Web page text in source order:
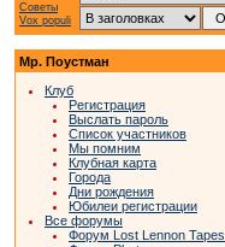
Советы
Vox populi
Мр. Поустман
Клуб
Регистрация
Выслать пароль
Список участников
Мы помним
Клубная карта
Города
Дни рождения
Юбилеи регистрации
Все форумы
Форум Lost Lennon Tapes